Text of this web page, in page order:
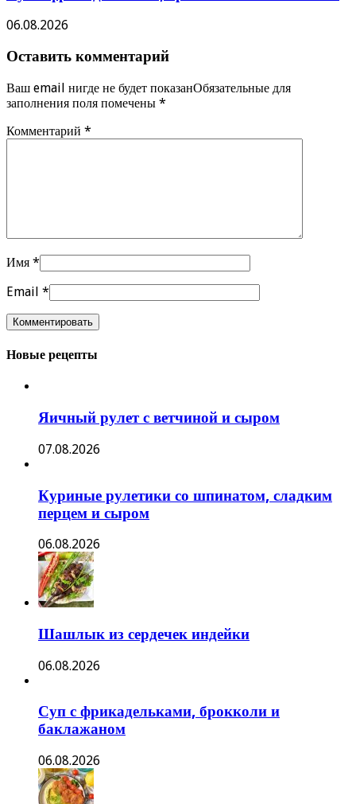
06.08.2026
Оставить комментарий
Ваш email нигде не будет показанОбязательные для
заполнения поля помечены *
Комментарий *
Имя *
Email *
Новые рецепты
Яичный рулет с ветчиной и сыром
07.08.2026
Куриные рулетики со шпинатом, сладким
перцем и сыром
06.08.2026
Шашлык из сердечек индейки
06.08.2026
Суп с фрикадельками, брокколи и
баклажаном
06.08.2026